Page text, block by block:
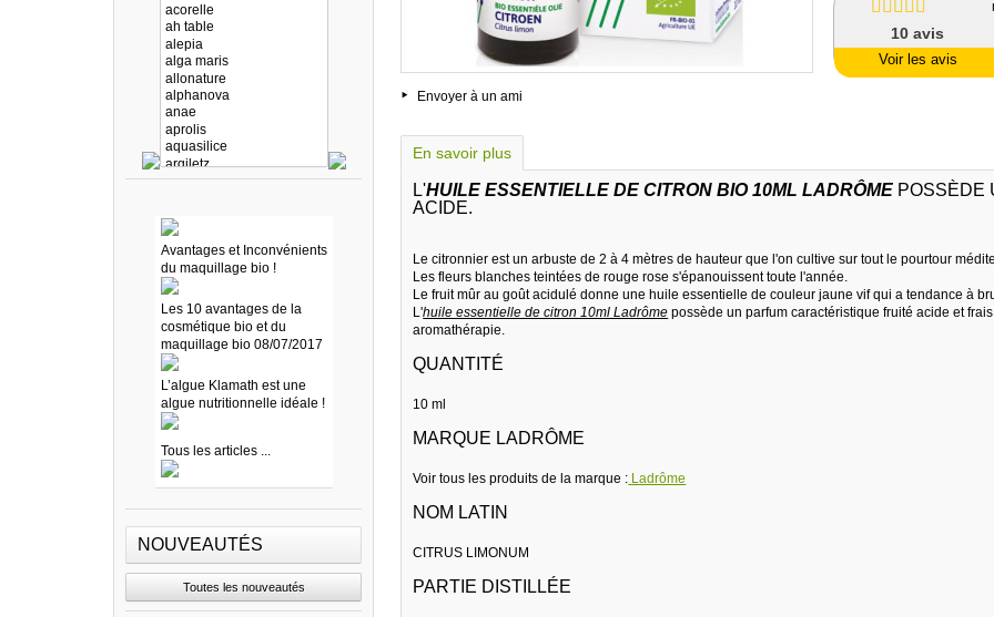
Avantages et Inconvénients
du maquillage bio !
Les 10 avantages de la
cosmétique bio et du
maquillage bio 08/07/2017
L’algue Klamath est une
algue nutritionnelle idéale !
Tous les articles ...
NOUVEAUTÉS
Toutes les nouveautés
Envoyer à un ami
10avis
Voir les avis
En savoir plus
L'HUILE ESSENTIELLE DE CITRON BIO 10ML LADRÔME POSSÈDE
ACIDE.
Le citronnier est un arbuste de 2 à 4 mètres de hauteur que l'on cultive sur tout le pourtour
Les fleurs blanches teintées de rouge rose s'épanouissent toute l'année.
Le fruit mûr au goût acidulé donne une huile essentielle de couleur jaune vif qui a tendance à
L'huile essentielle de citron 10ml Ladrôme possède un parfum caractéristique fruité acide et
aromathérapie.
QUANTITÉ
10 ml
MARQUE LADRÔME
Voir tous les produits de la marque : Ladrôme
NOM LATIN
CITRUS LIMONUM
PARTIE DISTILLÉE